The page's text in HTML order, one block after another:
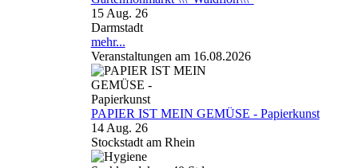
15 Aug. 26
Darmstadt
mehr...
Veranstaltungen am 16.08.2026
PAPIER IST MEIN GEMÜSE - Papierkunst
14 Aug. 26
Stockstadt am Rhein